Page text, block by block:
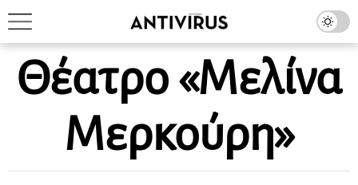
Θέατρο «Μελίνα
Μερκούρη»